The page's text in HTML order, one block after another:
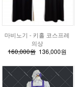
마비노기 - 키홀 코스프레
의상
160,000원136,000원